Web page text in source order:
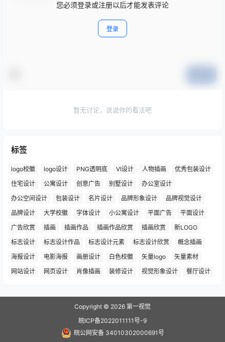
您必须登录或注册以后才能发表评论
登录
暂无讨论，说说你的看法吧
标签
logo校徽 logo设计 PNG透明底 VI设计 人物插画
优秀包装设计
住宅设计
公寓设计 创意广告 别墅设计
办公室设计
办公空间设计
包装设计 名片设计 品牌形象设计
品牌视觉设计
品牌设计
大学校徽 字体设计 小公寓设计 平面广告
平面设计
广告欣赏
插画 插画作品 插画作品欣赏 插画欣赏
新LOGO
标志设计
标志设计作品 标志设计元素 标志设计欣赏
概念插画
海报设计
电影海报 画册设计 白色校徽 矢量logo
矢量素材
网站设计
网页设计 肖像插画 装修设计 视觉形象设计 餐厅设计
Copyright © 2026 第一视觉
皖ICP备2022011111号-9
皖公网安备 34010302000691号